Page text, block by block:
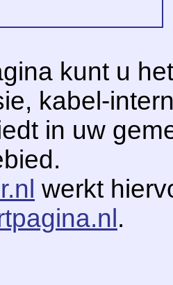
kunt u
kabel-
in uw
werkt
.